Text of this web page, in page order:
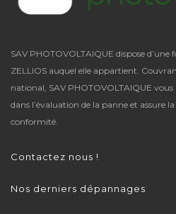
SAV PHOTOVOLTAIQUE dispose d’une
ZELLIOS auquel elle appartient.
national, SAV PHOTOVOLTAIQUE
dans l’évaluation de la panne et assure
conformité.
Contactez nous !
Nos derniers dépannages